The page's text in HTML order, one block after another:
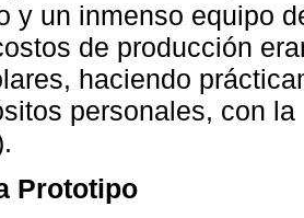
y un inmenso equipo
de producción
haciendo
personales, con
Prototipo